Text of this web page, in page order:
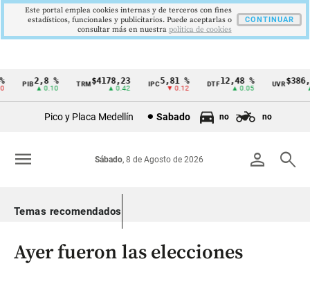
Cintillo
Colombia
2,8 %
▲ 0.10
TRM$4178,23
▲ 0.42
5,81 %
▼ 0.12
DTF12,48 %
▲ 0.05
UVR
▲
Pico y Placa Medellín Sabado no no
person search
Sábado, 8 de Agosto de 2026
menu
Temas recomendados
Ayer fueron las elecciones
Este portal emplea cookies internas y de terceros con fines
estadísticos, funcionales y publicitarios. Puede aceptarlas o
consultar más en nuestra politica de cookies
CONTINUAR